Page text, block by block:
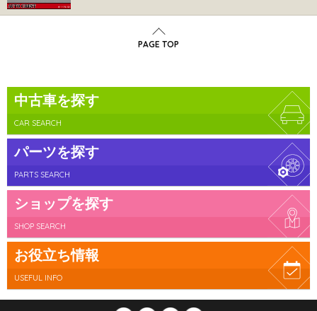
PAGE TOP
中古車を探す
CAR SEARCH
パーツを探す
PARTS SEARCH
ショップを探す
SHOP SEARCH
お役立ち情報
USEFUL INFO